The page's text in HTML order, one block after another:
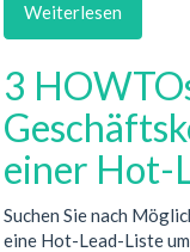
Weiterlesen
3
einer Hot-
Suchen Sie nach
eine Hot-Lead-Liste